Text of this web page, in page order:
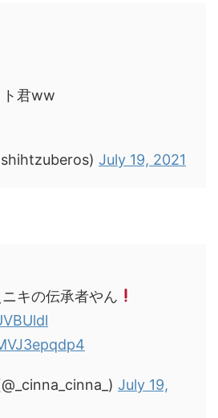
ト君ww
July 19, 2021
キの伝承者やん
July 19,